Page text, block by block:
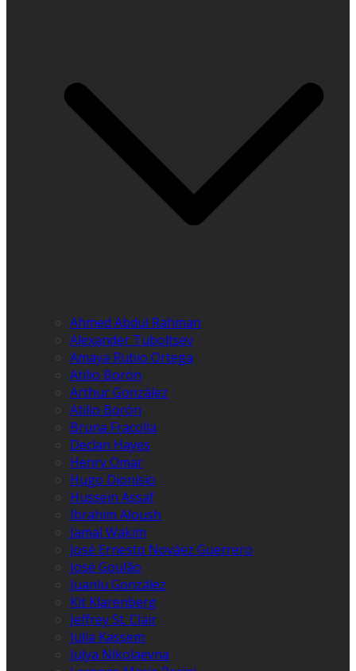
Ahmed Abdul Rahman
Alexander Tuboltsev
Amaya Rubio Ortega
Atilio Borón
Arthur González
Atilio Borón
Bruna Fracolla
Declan Hayes
Henry Omar
Hugo Dionísio
Hussein Assaf
Ibrahim Aloush
Jamal Wakim
José Ernesto Nováez Guerrero
José Goulão
Juanlu González
Kit Klarenberg
Jeffrey St. Clair
Julia Kassem
Julya Nikolaevna